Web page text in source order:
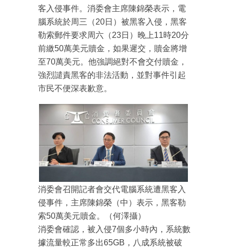
客入侵事件。消委會主席陳錦榮表示，電
腦系統於周三（20日）被黑客入侵，黑客
勒索郵件要求周六（23日）晚上11時20分
前繳50萬美元贖金，如果遲交，贖金將增
至70萬美元。他強調絕對不會交付贖金，
強烈譴責黑客的非法活動，並對事件引起
市民不便深表歉意。
消委會召開記者會交代電腦系統遭黑客入
侵事件，主席陳錦榮（中）表示，黑客勒
索50萬美元贖金。（何澤攝）
消委會確認，被入侵7個多小時內，系統數
據流量較正常多出65GB，八成系統被破
最新資訊（附創業懶人包），直達郵
箱！